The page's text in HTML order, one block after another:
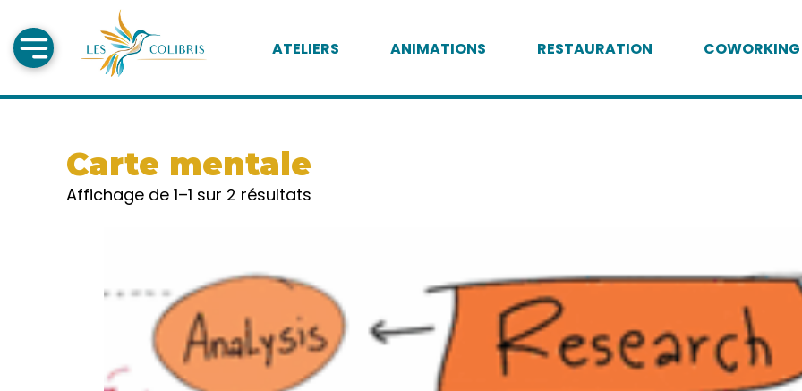
ATELIERS ANIMATIONS RESTAURATION COWORKING
Carte mentale
Affichage de 1–1 sur 2 résultats